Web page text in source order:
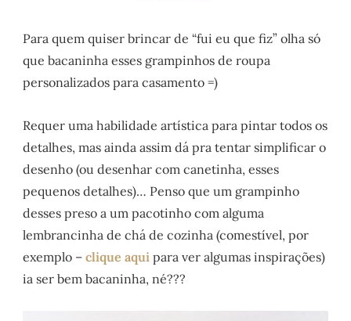
Para quem quiser brincar de “fui eu que fiz” olha só
que bacaninha esses grampinhos de roupa
personalizados para casamento =)
Requer uma habilidade artística para pintar todos os
detalhes, mas ainda assim dá pra tentar simplificar o
desenho (ou desenhar com canetinha, esses
pequenos detalhes)… Penso que um grampinho
desses preso a um pacotinho com alguma
lembrancinha de chá de cozinha (comestível, por
exemplo –clique aqui para ver algumas inspirações)
ia ser bem bacaninha, né???